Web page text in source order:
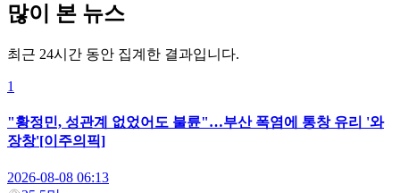
많이 본 뉴스
최근 24시간 동안 집계한 결과입니다.
1
"황정민, 성관계 없었어도 불륜"…부산 폭염에 통창 유리 '와
장창'[이주의픽]
2026-08-08 06:13